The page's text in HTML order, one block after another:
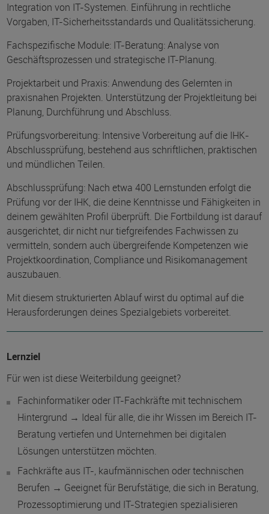
Integration von IT-Systemen. Einführung in rechtliche
Vorgaben, IT-Sicherheitsstandards und Qualitätssicherung.
Fachspezifische Module: IT-Beratung: Analyse von
Geschäftsprozessen und strategische IT-Planung.
Projektarbeit und Praxis: Anwendung des Gelernten in
praxisnahen Projekten. Unterstützung der Projektleitung bei
Planung, Durchführung und Abschluss.
Prüfungsvorbereitung: Intensive Vorbereitung auf die IHK-
Abschlussprüfung, bestehend aus schriftlichen, praktischen
und mündlichen Teilen.
Abschlussprüfung: Nach etwa 400 Lernstunden erfolgt die
Prüfung vor der IHK, die deine Kenntnisse und Fähigkeiten in
deinem gewählten Profil überprüft. Die Fortbildung ist darauf
ausgerichtet, dir nicht nur tiefgreifendes Fachwissen zu
vermitteln, sondern auch übergreifende Kompetenzen wie
Projektkoordination, Compliance und Risikomanagement
auszubauen.
Mit diesem strukturierten Ablauf wirst du optimal auf die
Herausforderungen deines Spezialgebiets vorbereitet.
Lernziel
Für wen ist diese Weiterbildung geeignet?
Fachinformatiker oder IT-Fachkräfte mit technischem
Hintergrund → Ideal für alle, die ihr Wissen im Bereich IT-
Beratung vertiefen und Unternehmen bei digitalen
Lösungen unterstützen möchten.
Fachkräfte aus IT-, kaufmännischen oder technischen
Berufen → Geeignet für Berufstätige, die sich in Beratung,
Prozessoptimierung und IT-Strategien spezialisieren